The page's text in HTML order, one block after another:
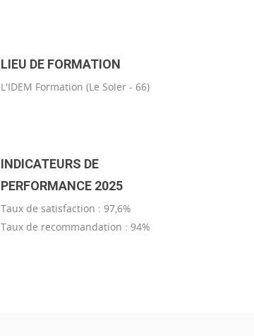
LIEU DE FORMATION
L'IDEM Formation (Le Soler - 66)
INDICATEURS DE
PERFORMANCE 2025
Taux de satisfaction : 97,6%
Taux de recommandation : 94%